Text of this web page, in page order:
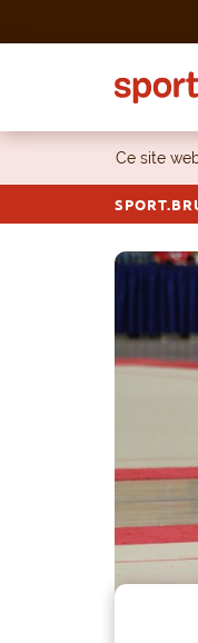
Ce site